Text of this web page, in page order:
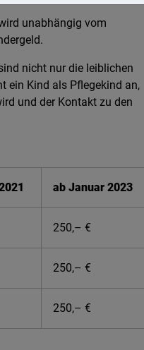
unabhängig vom
nicht nur die leiblichen
ein Kind als Pflegekind an,
und der Kontakt zu den
ab Januar 2023
250,– €
250,– €
250,– €